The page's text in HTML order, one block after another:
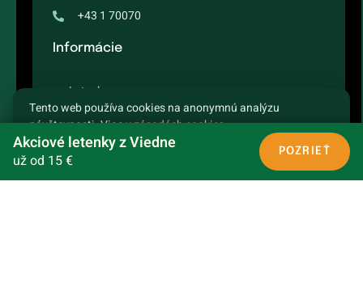
Tento web používa cookies na anonymnú analýzu
návštevnosti. Viac vzásadách cookies.
ROZUMIEM ODMIETNUŤ
+43 1 70070
Informácie
Letenky
Letový poriadok
Destinácie
Akciové letenky z Viedne
už od 15 € POZRIEŤ